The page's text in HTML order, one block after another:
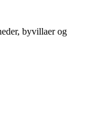
byvillaer og